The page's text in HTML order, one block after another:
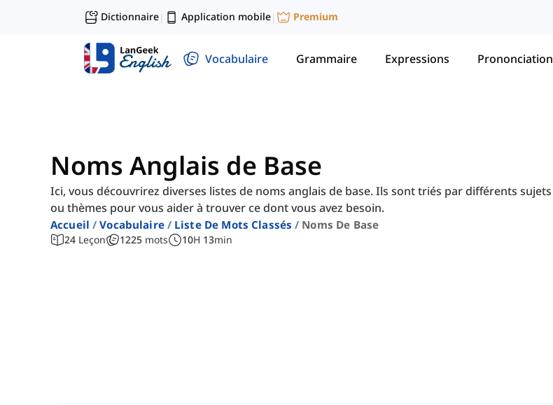
Dictionnaire| Application mobile| Premium
Vocabulaire Grammaire Expressions Prononciation
Noms Anglais de Base
Ici, vous découvrirez diverses listes de noms anglais de base. Ils sont triés par différents sujets
ou thèmes pour vous aider à trouver ce dont vous avez besoin.
Accueil Vocabulaire Liste De Mots Classés Noms De Base
24 Leçon 1225 mots 10H 13min